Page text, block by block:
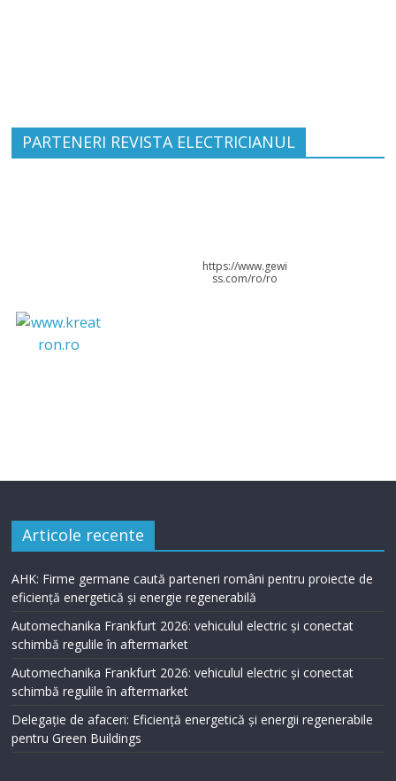
PARTENERI REVISTA ELECTRICIANUL
https://www.gewi
ss.com/ro/ro
Articole recente
AHK: Firme germane caută parteneri români pentru proiecte de
eficiență energetică și energie regenerabilă
Automechanika Frankfurt 2026: vehiculul electric și conectat
schimbă regulile în aftermarket
Automechanika Frankfurt 2026: vehiculul electric și conectat
schimbă regulile în aftermarket
Delegație de afaceri: Eficiență energetică și energii regenerabile
pentru Green Buildings